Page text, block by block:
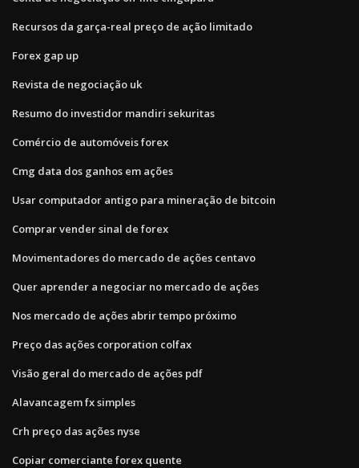
Recursos da garça-real preço de ação limitado
Forex gap up
Revista de negociação uk
Resumo do investidor mandiri sekuritas
Comércio de automóveis forex
Cmg data dos ganhos em ações
Usar computador antigo para mineração de bitcoin
Comprar vender sinal de forex
Movimentadores do mercado de ações centavo
Quer aprender a negociar no mercado de ações
Nos mercado de ações abrir tempo próximo
Preço das ações corporation colfax
Visão geral do mercado de ações pdf
Alavancagem fx simples
Crh preço das ações nyse
Copiar comerciante forex quente